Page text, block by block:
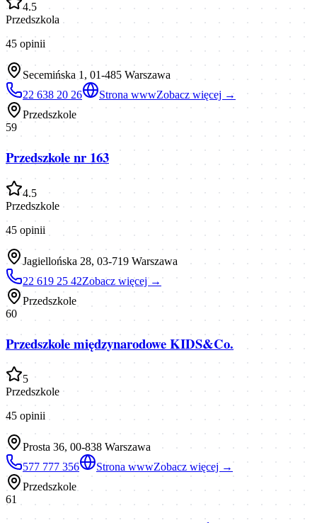
4.5
Przedszkola
45 opinii
Secemińska 1, 01-485 Warszawa
22 638 20 26
Strona wwwZobacz więcej →
Przedszkole
59
Przedszkole nr 163
4.5
Przedszkole
45 opinii
Jagiellońska 28, 03-719 Warszawa
22 619 25 42Zobacz więcej →
Przedszkole
60
Przedszkole międzynarodowe KIDS&Co.
5
Przedszkole
45 opinii
Prosta 36, 00-838 Warszawa
577 777 356
Strona wwwZobacz więcej →
Przedszkole
61